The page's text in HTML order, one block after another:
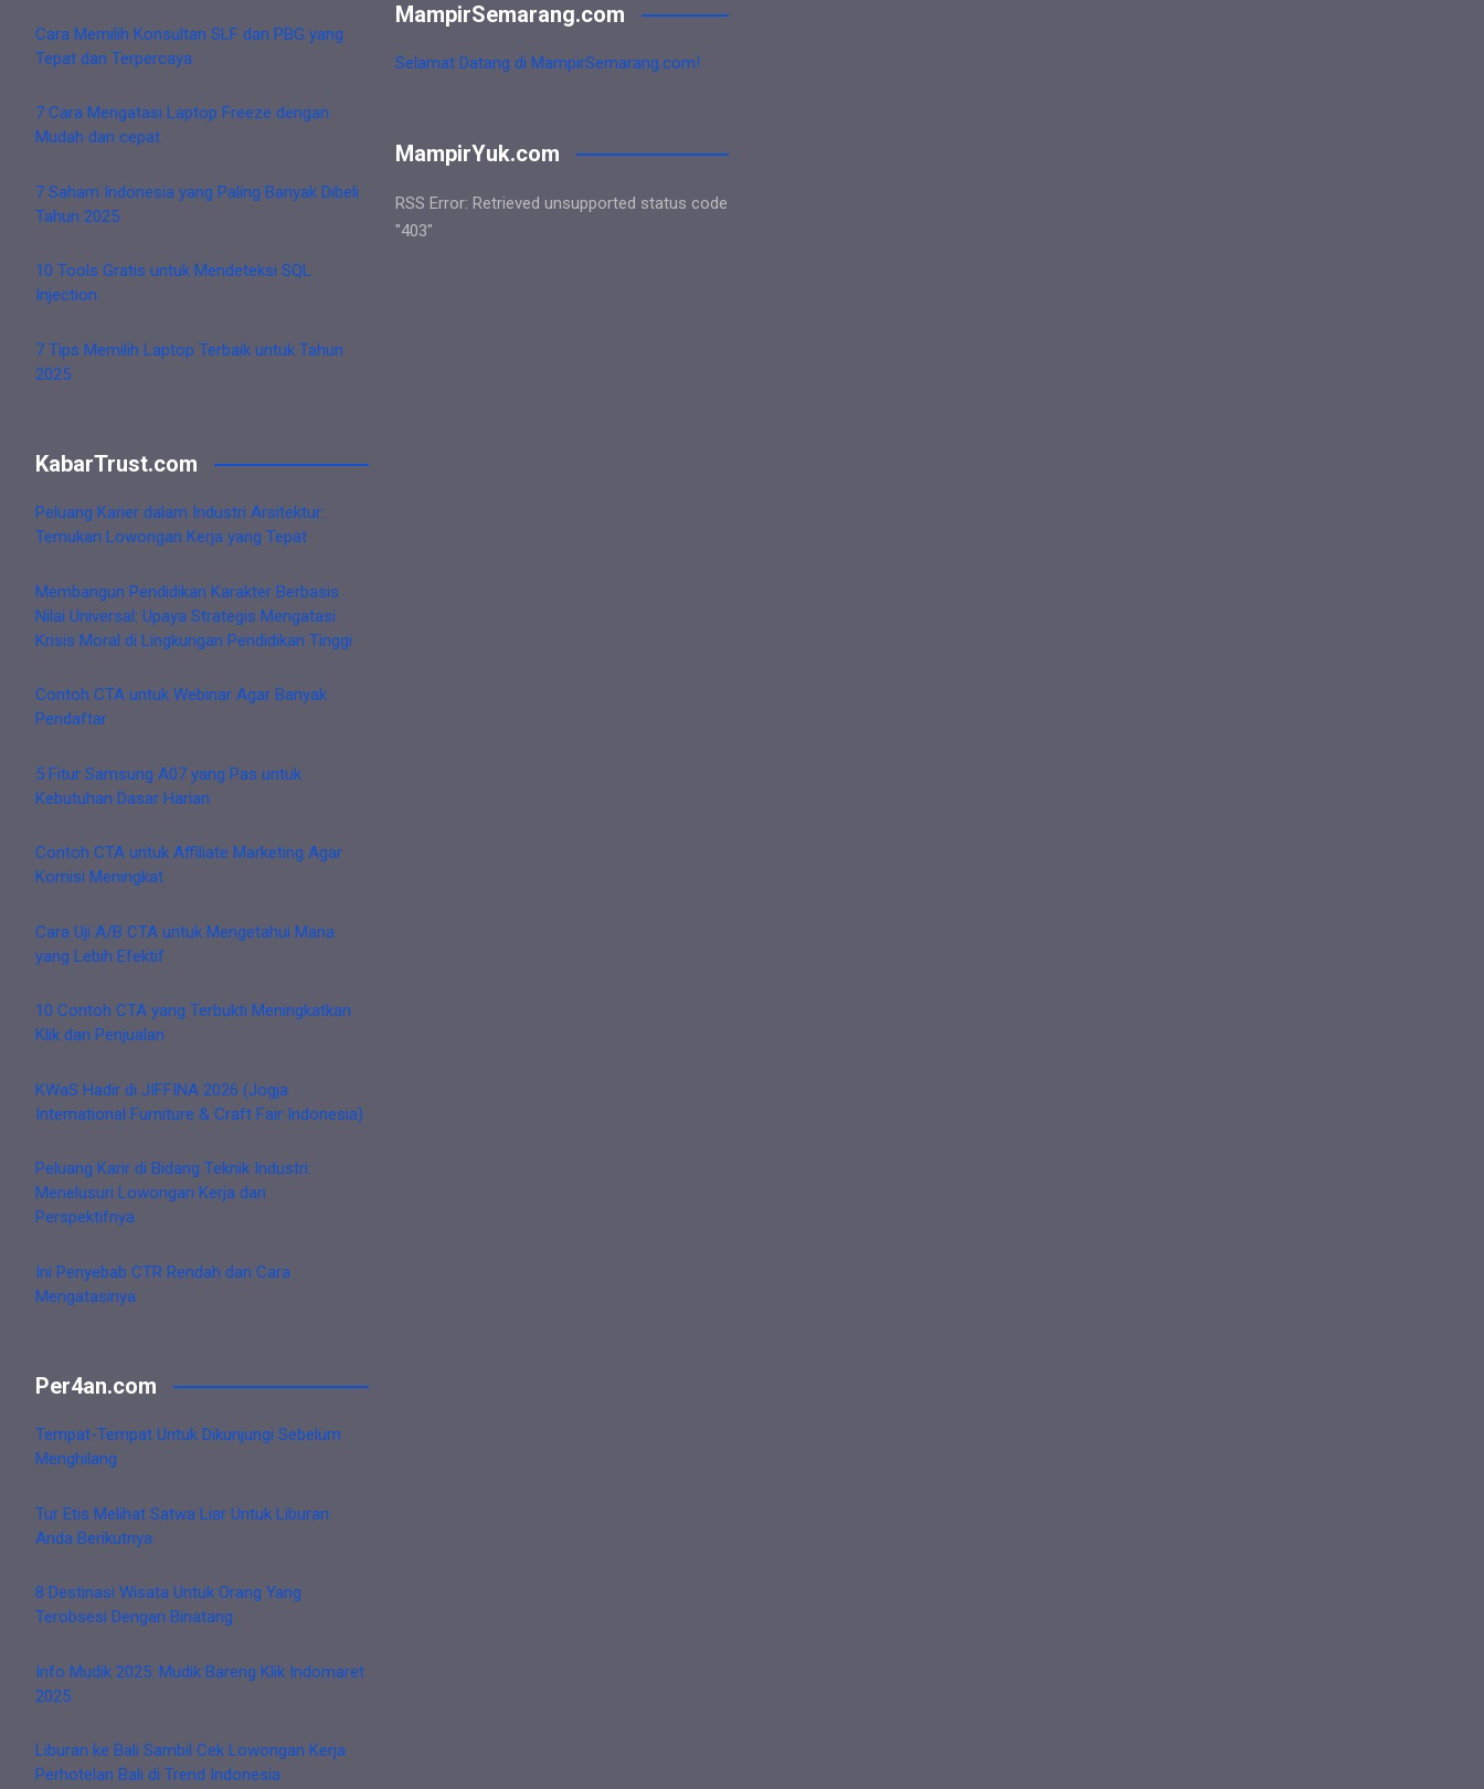
Cara Memilih Konsultan SLF dan PBG yang
Tepat dan Terpercaya
7 Cara Mengatasi Laptop Freeze dengan
Mudah dan cepat
7 Saham Indonesia yang Paling Banyak Dibeli
Tahun 2025
10 Tools Gratis untuk Mendeteksi SQL
Injection
7 Tips Memilih Laptop Terbaik untuk Tahun
2025
KabarTrust.com
Peluang Karier dalam Industri Arsitektur:
Temukan Lowongan Kerja yang Tepat
Membangun Pendidikan Karakter Berbasis
Nilai Universal: Upaya Strategis Mengatasi
Krisis Moral di Lingkungan Pendidikan Tinggi
Contoh CTA untuk Webinar Agar Banyak
Pendaftar
5 Fitur Samsung A07 yang Pas untuk
Kebutuhan Dasar Harian
Contoh CTA untuk Affiliate Marketing Agar
Komisi Meningkat
Cara Uji A/B CTA untuk Mengetahui Mana
yang Lebih Efektif
10 Contoh CTA yang Terbukti Meningkatkan
Klik dan Penjualan
KWaS Hadir di JIFFINA 2026 (Jogja
International Furniture & Craft Fair Indonesia)
Peluang Karir di Bidang Teknik Industri:
Menelusuri Lowongan Kerja dan
Perspektifnya
Ini Penyebab CTR Rendah dan Cara
Mengatasinya
Per4an.com
Tempat-Tempat Untuk Dikunjungi Sebelum
Menghilang
Tur Etis Melihat Satwa Liar Untuk Liburan
Anda Berikutnya
8 Destinasi Wisata Untuk Orang Yang
Terobsesi Dengan Binatang
Info Mudik 2025: Mudik Bareng Klik Indomaret
2025
Liburan ke Bali Sambil Cek Lowongan Kerja
Perhotelan Bali di Trend Indonesia
MampirSemarang.com
Selamat Datang di MampirSemarang.com!
MampirYuk.com
RSS Error: Retrieved unsupported status code
"403"